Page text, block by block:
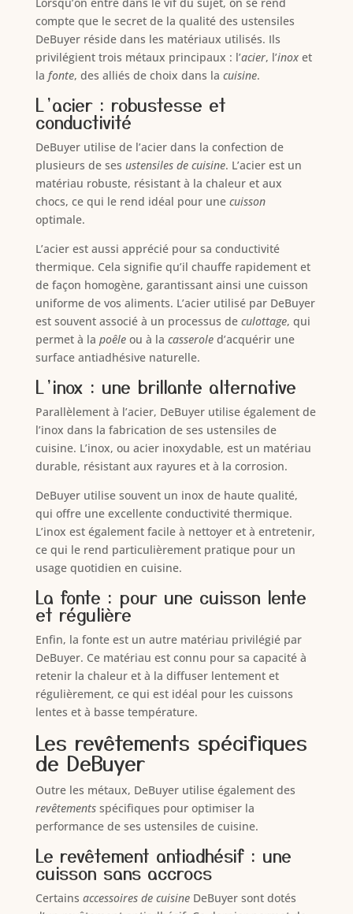
compte que le secret de la qualité des ustensiles
DeBuyer réside dans les matériaux utilisés. Ils
privilégient trois métaux principaux : l’acier, l’inoxet
la fonte, des alliés de choix dans la cuisine.
L’acier : robustesse et
conductivité
DeBuyer utilise de l’acier dans la confection de
plusieurs de ses ustensiles de cuisine. L’acier est un
matériau robuste, résistant à la chaleur et aux
chocs, ce qui le rend idéal pour une cuisson
optimale.
L’acier est aussi apprécié pour sa conductivité
thermique. Cela signifie qu’il chauffe rapidement et
de façon homogène, garantissant ainsi une cuisson
uniforme de vos aliments. L’acier utilisé par DeBuyer
est souvent associé à un processus de culottage, qui
permet à la poêleou à la casseroled’acquérir une
surface antiadhésive naturelle.
L’inox : une brillante alternative
Parallèlement à l’acier, DeBuyer utilise également de
l’inox dans la fabrication de ses ustensiles de
cuisine. L’inox, ou acier inoxydable, est un matériau
durable, résistant aux rayures et à la corrosion.
DeBuyer utilise souvent un inox de haute qualité,
qui offre une excellente conductivité thermique.
L’inox est également facile à nettoyer et à entretenir,
ce qui le rend particulièrement pratique pour un
usage quotidien en cuisine.
La fonte : pour une cuisson lente
et régulière
Enfin, la fonte est un autre matériau privilégié par
DeBuyer. Ce matériau est connu pour sa capacité à
retenir la chaleur et à la diffuser lentement et
régulièrement, ce qui est idéal pour les cuissons
lentes et à basse température.
Les revêtements spécifiques
de DeBuyer
Outre les métaux, DeBuyer utilise également des
revêtementsspécifiques pour optimiser la
performance de ses ustensiles de cuisine.
Le revêtement antiadhésif : une
cuisson sans accrocs
Certains accessoires de cuisineDeBuyer sont dotés